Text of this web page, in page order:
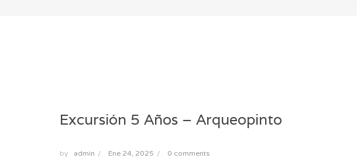
Excursión 5 Años – Arqueopinto
by admin / Ene 24, 2025 / 0 comments